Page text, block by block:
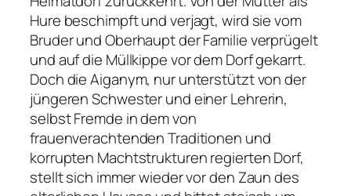
Hure beschimpft und verjagt, wird sie vom
Bruder und Oberhaupt der Familie verprügelt
und auf die Müllkippe vor dem Dorf gekarrt.
Doch die Aiganym, nur unterstützt von der
jüngeren Schwester und einer Lehrerin,
selbst Fremde in dem von
frauenverachtenden Traditionen und
korrupten Machtstrukturen regierten Dorf,
stellt sich immer wieder vor den Zaun des